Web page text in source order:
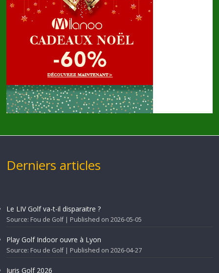
Derniers articles
Le LIV Golf va-t-il disparaitre ?
Source: Fou de Golf Published on 2026-05-05
Play Golf Indoor ouvre à Lyon
Source: Fou de Golf Published on 2026-04-27
Juris Golf 2026